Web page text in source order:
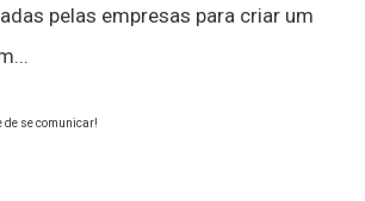
pelas empresas para criar um